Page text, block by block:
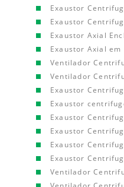
Exaustor
Exaustor
Exaustor Axial
Exaustor Axial
Ventilador
Ventilador
Exaustor
Exaustor
Exaustor
Exaustor
Exaustor
Exaustor
Ventilador